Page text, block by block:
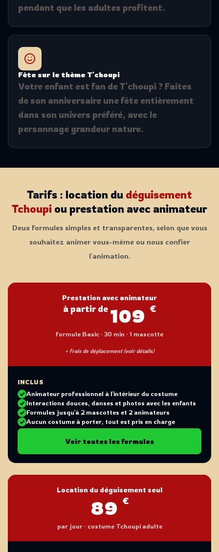
pendant que les adultes profitent.
Fête sur le thème T'choupi
Votre enfant est fan de T'choupi ? Faites
de son anniversaire une fête entièrement
dans son univers préféré, avec le
personnage grandeur nature.
Tarifs : location du déguisement
Tchoupi ou prestation avec animateur
Deux formules simples et transparentes, selon que vous
souhaitez animer vous-même ou nous confier
l'animation.
Prestation avec animateur
à partir de 109 €
formule Basic · 30 min · 1 mascotte
+ frais de déplacement (voir détails)
INCLUS
Animateur professionnel à l'intérieur du costume
Interactions douces, danses et photos avec les enfants
Formules jusqu'à 2 mascottes et 2 animateurs
Aucun costume à porter, tout est pris en charge
Voir toutes les formules
Location du déguisement seul
89 €
par jour · costume Tchoupi adulte